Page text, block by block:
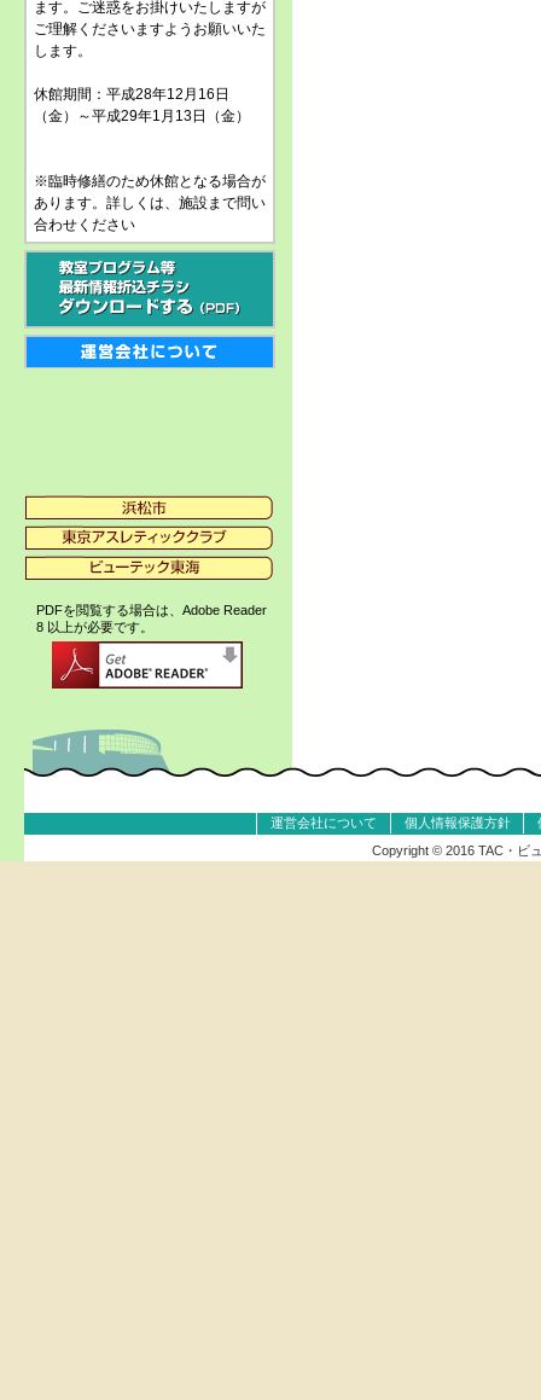
ます。ご迷惑をお掛けいたしますが
ご理解くださいますようお願いいた
します。
休館期間：平成28年12月16日
（金）～平成29年1月13日（金）
※臨時修繕のため休館となる場合が
あります。詳しくは、施設まで問い
合わせください
PDFを閲覧する場合は、Adobe Reader
8 以上が必要です。
運営会社について 個人情報保護方針
Copyright © 2016 TAC・ビ